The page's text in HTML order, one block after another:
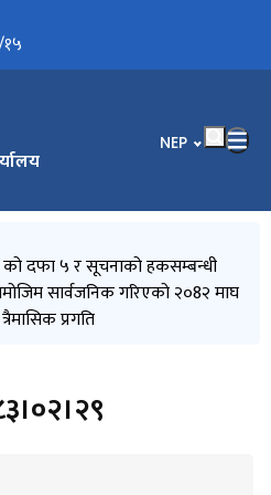
भाषा चयन गर्नुहोस्
NEP
दिने सूचना २०८३।०३।१८
दफा ५ र सूचनाको हकसम्बन्धी
सार्वजनिक गरिएको २०8२ माघ
प्रगति